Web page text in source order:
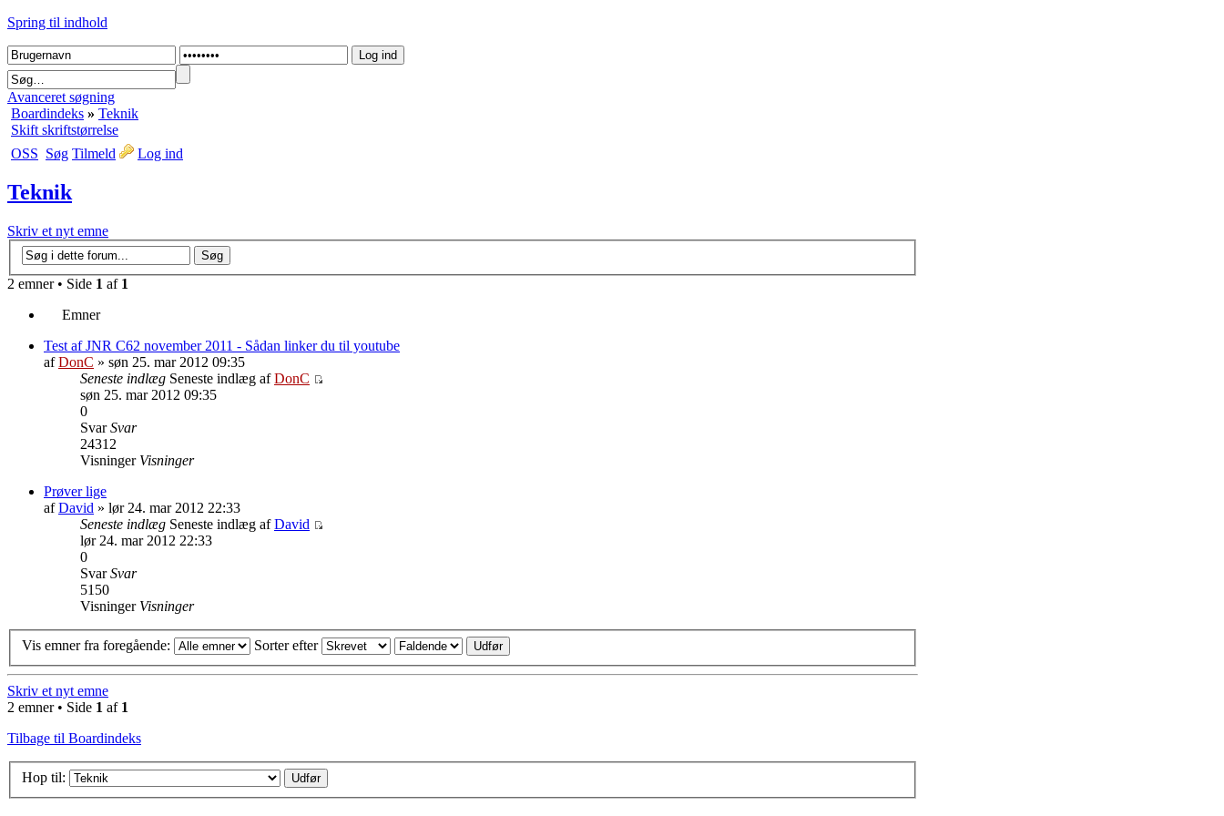
Spring til indhold
Avanceret søgning
Boardindeks » Teknik
Skift skriftstørrelse
OSS Søg Tilmeld Log ind
Teknik
Skriv et nyt emne
2 emner • Side 1 af 1
Emner
Test af JNR C62 november 2011 - Sådan linker du til youtube
afDonC » søn 25. mar 2012 09:35
Seneste indlæg Seneste indlæg afDonC
søn 25. mar 2012 09:35
0
Svar Svar
24312
Visninger Visninger
Prøver lige
afDavid » lør 24. mar 2012 22:33
Seneste indlæg Seneste indlæg afDavid
lør 24. mar 2012 22:33
0
Svar Svar
5150
Visninger Visninger
Vis emner fra foregående: Sorter efter
Skriv et nyt emne
2 emner • Side 1 af 1
Tilbage til Boardindeks
Hop til: